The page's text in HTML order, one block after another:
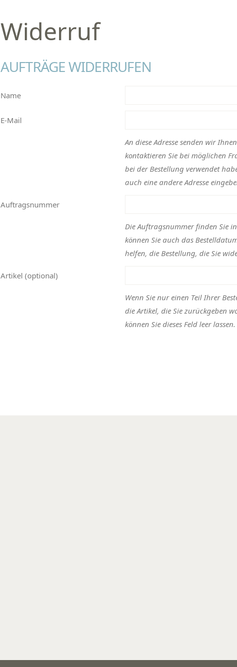
Widerruf
AUFTRÄGE WIDERRUFEN
Name
E-Mail
An diese Adresse senden wir
kontaktieren Sie bei möglichen
bei der Bestellung verwendet
auch eine andere Adresse
Auftragsnummer
Die Auftragsnummer finden Sie
können Sie auch das
helfen, die Bestellung, die Sie
Artikel (optional)
Wenn Sie nur einen Teil Ihrer
die Artikel, die Sie zurückgeben
können Sie dieses Feld leer lassen.